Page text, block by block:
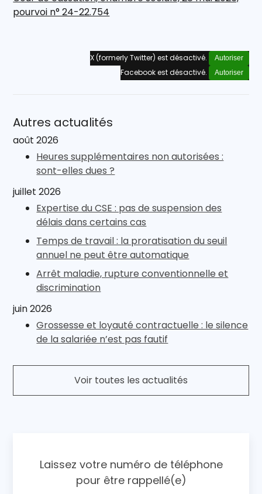
pourvoi n° 24-22.754
X (formerly Twitter) est désactivé. Autoriser
Facebook est désactivé. Autoriser
Autres actualités
août 2026
Heures supplémentaires non autorisées :
sont-elles dues ?
juillet 2026
Expertise du CSE : pas de suspension des
délais dans certains cas
Temps de travail : la proratisation du seuil
annuel ne peut être automatique
Arrêt maladie, rupture conventionnelle et
discrimination
juin 2026
Grossesse et loyauté contractuelle : le silence
de la salariée n’est pas fautif
Voir toutes les actualités
Laissez votre numéro de téléphone
pour être rappellé(e)